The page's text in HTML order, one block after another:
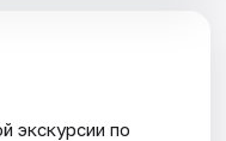
экскурсии по